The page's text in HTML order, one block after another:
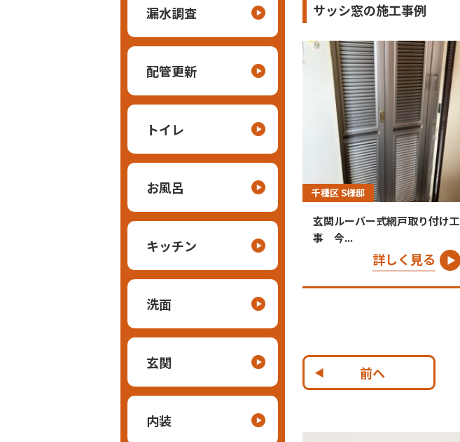
サッシ窓の施工事例
千種区 S様邸
玄関ルーバー式網戸取り付け工
事 今...
詳しく見る
前へ
漏水調査
配管更新
トイレ
お風呂
キッチン
洗面
玄関
内装